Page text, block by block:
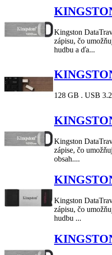
Kingston
zápisu, čo
hudbu a ďa...
128 GB . USB
Kingston
zápise, čo
obsah....
Kingston
zápisu, čo
hudbu ...